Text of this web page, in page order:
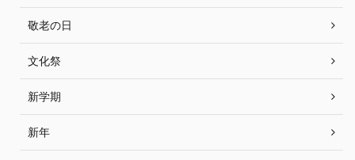
敬老の日
文化祭
新学期
新年